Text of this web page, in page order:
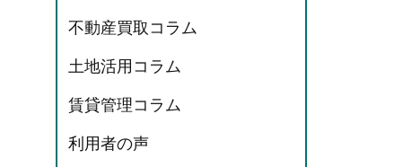
不動産買取コラム
土地活用コラム
賃貸管理コラム
利用者の声